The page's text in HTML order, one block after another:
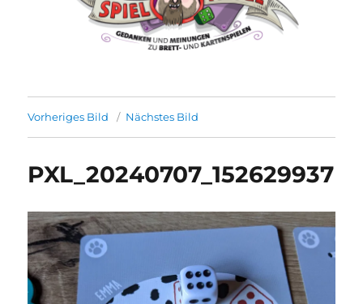
Vorheriges Bild Nächstes Bild
PXL_20240707_152629937